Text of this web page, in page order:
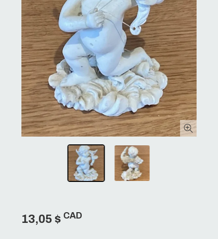
13,05 $ CAD